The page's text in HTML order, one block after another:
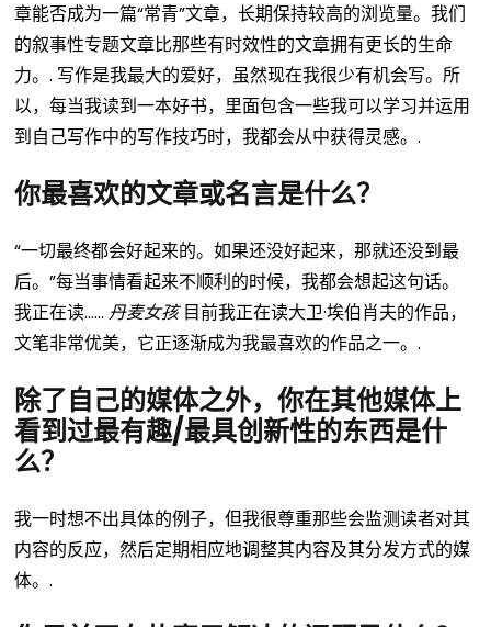
章能否成为一篇“常青”文章，长期保持较高的浏览量。我们
的叙事性专题文章比那些有时效性的文章拥有更长的生命
力。. 写作是我最大的爱好，虽然现在我很少有机会写。所
以，每当我读到一本好书，里面包含一些我可以学习并运用
到自己写作中的写作技巧时，我都会从中获得灵感。.
你最喜欢的文章或名言是什么？
“一切最终都会好起来的。如果还没好起来，那就还没到最
后。”每当事情看起来不顺利的时候，我都会想起这句话。
我正在读……丹麦女孩目前我正在读大卫·埃伯肖夫的作品，
文笔非常优美，它正逐渐成为我最喜欢的作品之一。.
除了自己的媒体之外，你在其他媒体上
看到过最有趣/最具创新性的东西是什
么？
我一时想不出具体的例子，但我很尊重那些会监测读者对其
内容的反应，然后定期相应地调整其内容及其分发方式的媒
体。.